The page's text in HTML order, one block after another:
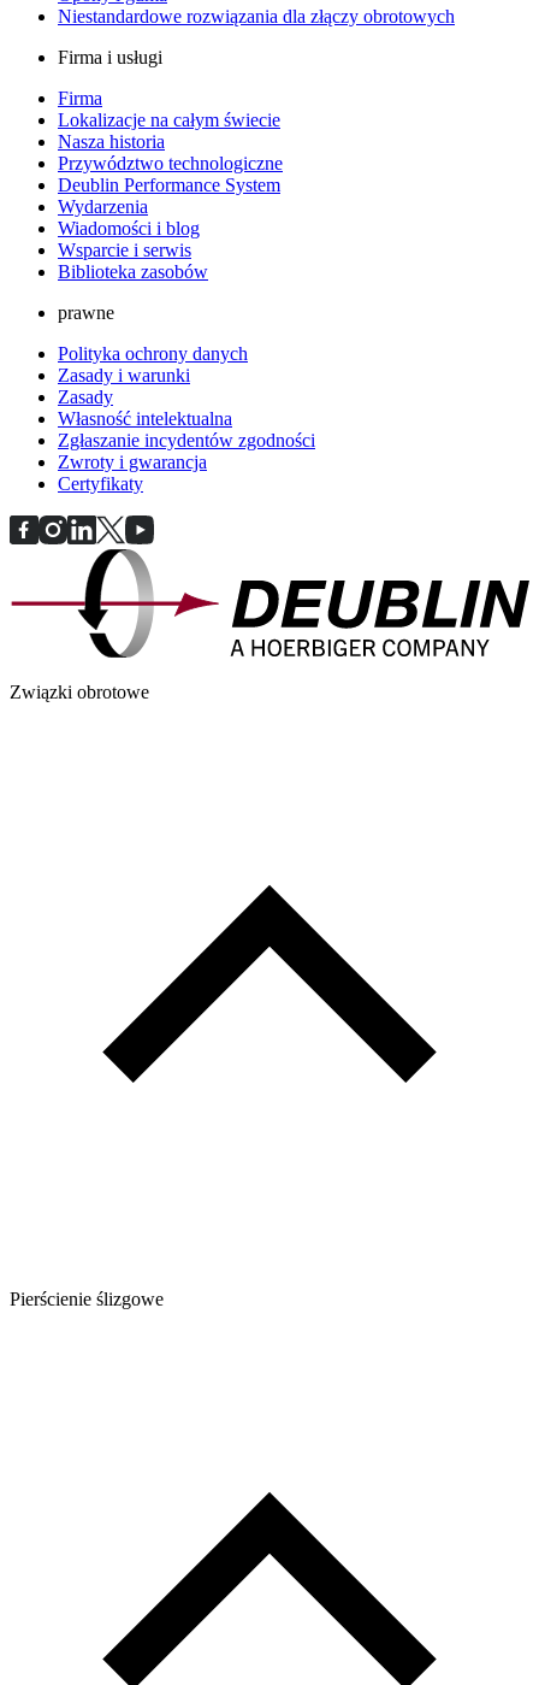
Niestandardowe rozwiązania dla złączy obrotowych
Firma i usługi
Firma
Lokalizacje na całym świecie
Nasza historia
Przywództwo technologiczne
Deublin Performance System
Wydarzenia
Wiadomości i blog
Wsparcie i serwis
Biblioteka zasobów
prawne
Polityka ochrony danych
Zasady i warunki
Zasady
Własność intelektualna
Zgłaszanie incydentów zgodności
Zwroty i gwarancja
Certyfikaty
Związki obrotowe
Pierścienie ślizgowe